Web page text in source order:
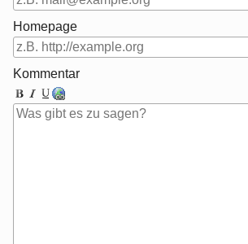
Homepage
Kommentar